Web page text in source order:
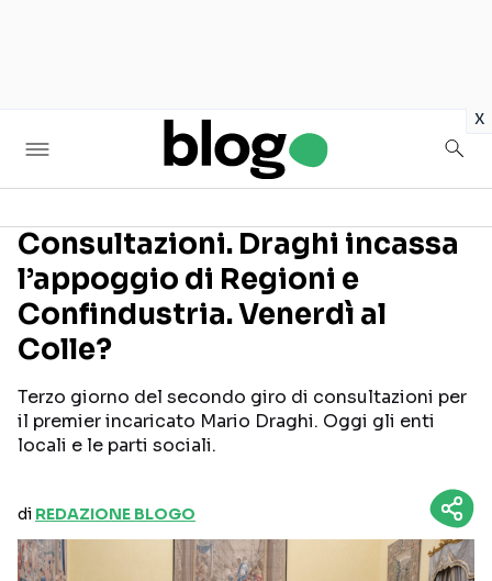
x
Seguici sui social
Consultazioni. Draghi incassa
l’appoggio di Regioni e
Confindustria. Venerdì al
Colle?
Terzo giorno del secondo giro di consultazioni per
il premier incaricato Mario Draghi. Oggi gli enti
locali e le parti sociali.
di REDAZIONE BLOGO